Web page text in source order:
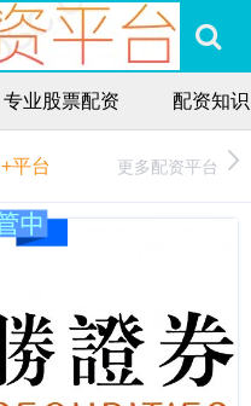
专业股票配资 配资知
+平台 更多配资平台